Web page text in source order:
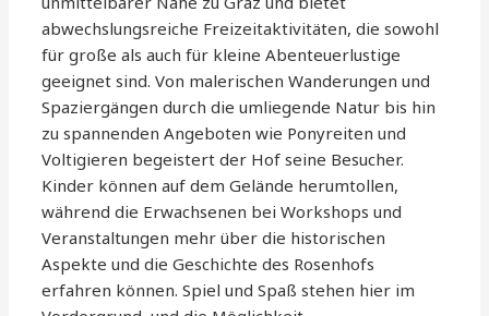
abwechslungsreiche Freizeitaktivitäten, die sowohl
für große als auch für kleine Abenteuerlustige
geeignet sind. Von malerischen Wanderungen und
Spaziergängen durch die umliegende Natur bis hin
zu spannenden Angeboten wie Ponyreiten und
Voltigieren begeistert der Hof seine Besucher.
Kinder können auf dem Gelände herumtollen,
während die Erwachsenen bei Workshops und
Veranstaltungen mehr über die historischen
Aspekte und die Geschichte des Rosenhofs
erfahren können. Spiel und Spaß stehen hier im